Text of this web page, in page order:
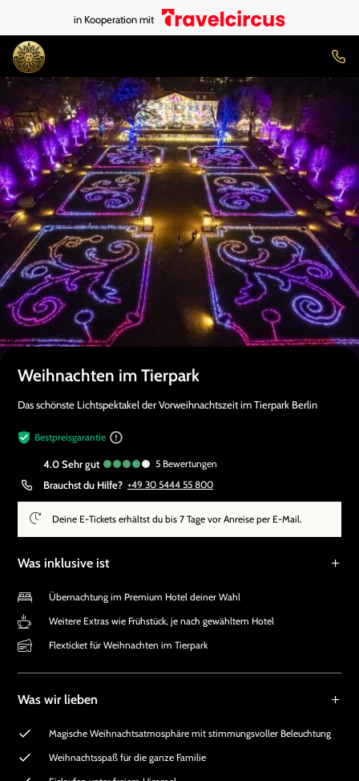
in Kooperation mit
Weihnachten im Tierpark
Das schönste Lichtspektakel der Vorweihnachtszeit im Tierpark Berlin
Bestpreisgarantie
4.0 sehr gut 5 Bewertungen
Brauchst du Hilfe? +49 30 5444 55 800
Deine E-Tickets erhältst du bis 7 Tage vor Anreise per E-Mail.
Was inklusive ist
Übernachtung im Premium Hotel deiner Wahl
Weitere Extras wie Frühstück, je nach gewähltem Hotel
Flexticket für Weihnachten im Tierpark
Was wir lieben
Magische Weihnachtsatmosphäre mit stimmungsvoller Beleuchtung
Weihnachtsspaß für die ganze Familie